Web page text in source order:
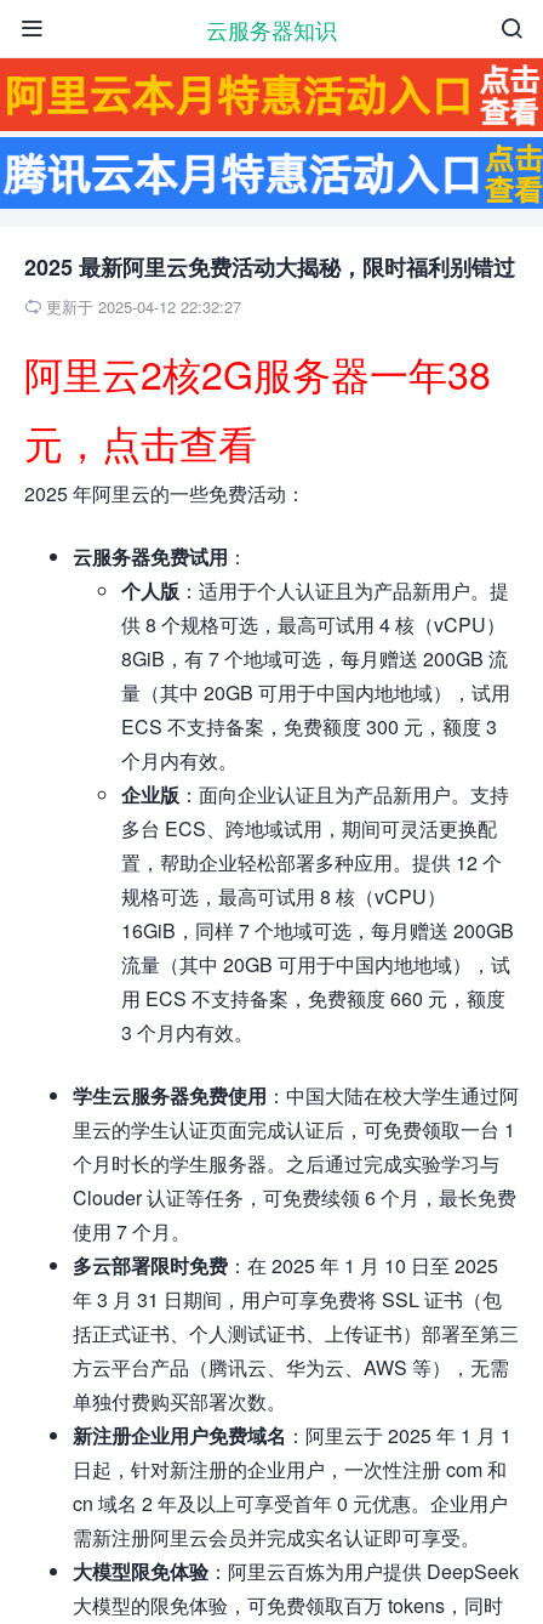
云服务器知识 

2025 最新阿里云免费活动大揭秘，限时福利别错过
 更新于 2025-04-12 22:32:27
阿里云2核2G服务器一年38
元，点击查看
2025 年阿里云的一些免费活动：
云服务器免费试用 ：
个人版 ：适用于个人认证且为产品新用户。提
供 8 个规格可选，最高可试用 4 核（vCPU）
8GiB，有 7 个地域可选，每月赠送 200GB 流
量（其中 20GB 可用于中国内地地域），试用
ECS 不支持备案，免费额度 300 元，额度 3
个月内有效。
企业版 ：面向企业认证且为产品新用户。支持
多台 ECS、跨地域试用，期间可灵活更换配
置，帮助企业轻松部署多种应用。提供 12 个
规格可选，最高可试用 8 核（vCPU）
16GiB，同样 7 个地域可选，每月赠送 200GB
流量（其中 20GB 可用于中国内地地域），试
用 ECS 不支持备案，免费额度 660 元，额度
3 个月内有效。
学生云服务器免费使用 ：中国大陆在校大学生通过阿
里云的学生认证页面完成认证后，可免费领取一台 1
个月时长的学生服务器。之后通过完成实验学习与
Clouder 认证等任务，可免费续领 6 个月，最长免费
使用 7 个月。
多云部署限时免费 ：在 2025 年 1 月 10 日至 2025
年 3 月 31 日期间，用户可享免费将 SSL 证书（包
括正式证书、个人测试证书、上传证书）部署至第三
方云平台产品（腾讯云、华为云、AWS 等），无需
单独付费购买部署次数。
新注册企业用户免费域名 ：阿里云于 2025 年 1 月 1
日起，针对新注册的企业用户，一次性注册 com 和
cn 域名 2 年及以上可享受首年 0 元优惠。企业用户
需新注册阿里云会员并完成实名认证即可享受。
大模型限免体验：阿里云百炼为用户提供 DeepSeek
大模型的限免体验，可免费领取百万 tokens，同时